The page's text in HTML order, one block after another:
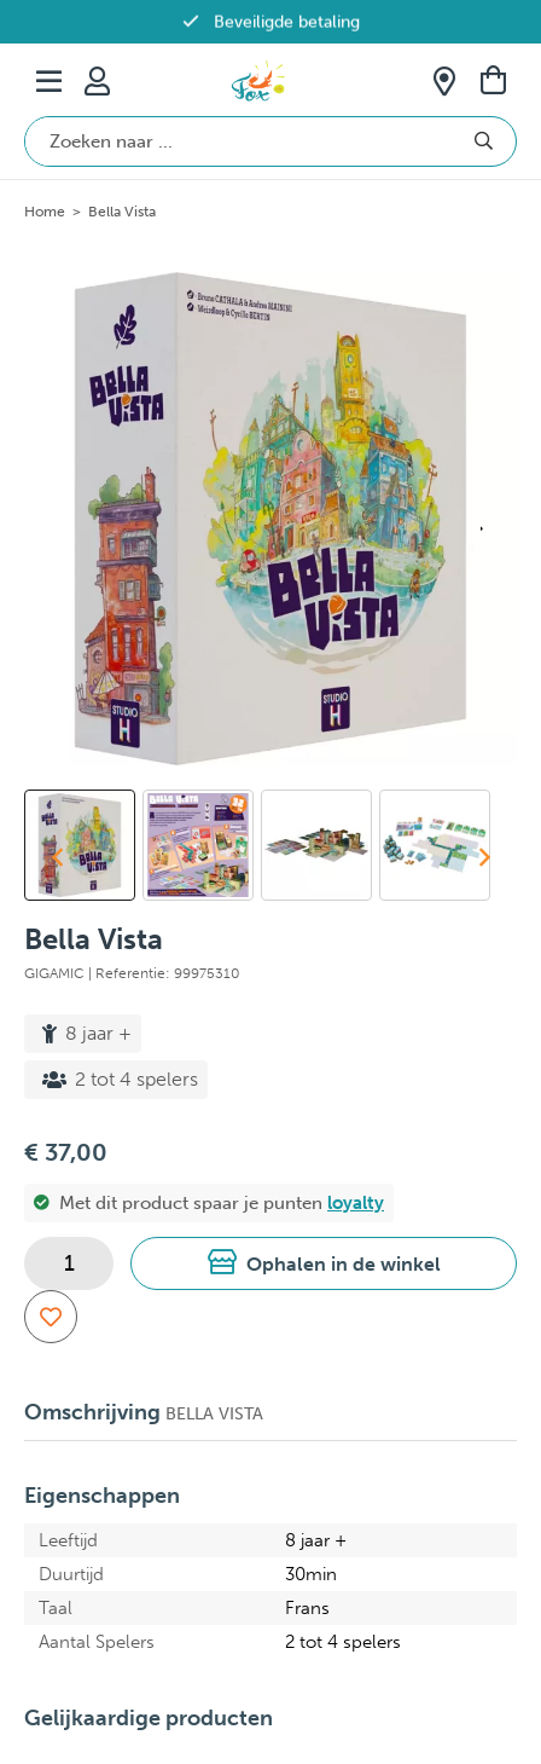
Beveiligde betaling
Gratis verzending vanaf €69 in België
Home > Bella Vista
Bella Vista
GIGAMIC | Referentie: 99975310
8 jaar +
2 tot 4 spelers
€ 37,00
Met dit product spaar je punten loyalty
Ophalen in de winkel
Omschrijving BELLA VISTA
Eigenschappen
Leeftijd
8 jaar +
Duurtijd
30min
Taal
Frans
Aantal Spelers
2 tot 4 spelers
Gelijkaardige producten